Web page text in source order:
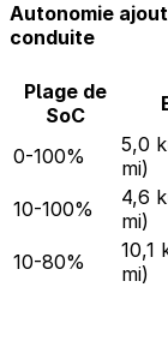
Autonomie
conduite
Plage de
SoC
0-100%
5,0
mi)
10-100%
4,6
mi)
10-80%
10,1
mi)